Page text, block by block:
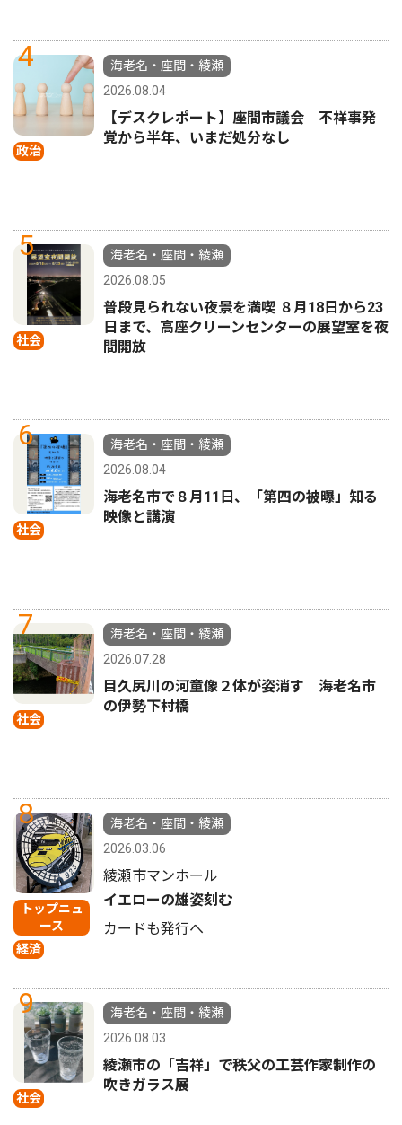
4
政治
海老名・座間・綾瀬
2026.08.04
【デスクレポート】座間市議会 不祥事発
覚から半年、いまだ処分なし
5
社会
海老名・座間・綾瀬
2026.08.05
普段見られない夜景を満喫 ８月18日から23
日まで、高座クリーンセンターの展望室を夜
間開放
6
社会
海老名・座間・綾瀬
2026.08.04
海老名市で８月11日、「第四の被曝」知る
映像と講演
7
社会
海老名・座間・綾瀬
2026.07.28
目久尻川の河童像２体が姿消す 海老名市
の伊勢下村橋
8
トップニュ
ース
経済
海老名・座間・綾瀬
2026.03.06
綾瀬市マンホール
イエローの雄姿刻む
カードも発行へ
9
社会
海老名・座間・綾瀬
2026.08.03
綾瀬市の「吉祥」で秩父の工芸作家制作の
吹きガラス展